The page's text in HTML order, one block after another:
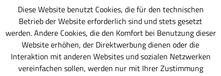
Diese Website benutzt Cookies, die für den technischen
Betrieb der Website erforderlich sind und stets gesetzt
werden. Andere Cookies, die den Komfort bei Benutzung dieser
Website erhöhen, der Direktwerbung dienen oder die
Interaktion mit anderen Websites und sozialen Netzwerken
vereinfachen sollen, werden nur mit Ihrer Zustimmung